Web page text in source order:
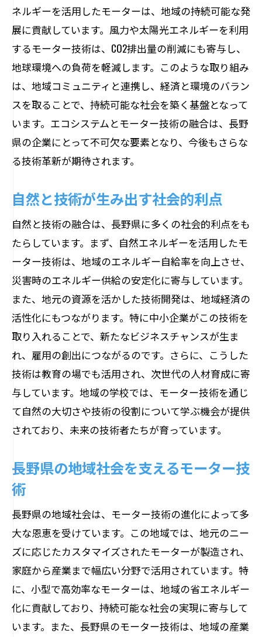
ネルギーを活用したモーターは、地域の持続可能な発
展に貢献しています。風力や太陽光エネルギーを利用
するモーター技術は、CO2排出量の削減にも寄与し、
地球環境への負荷を軽減します。このような取り組み
は、地域コミュニティと連携し、経済と環境のバラン
スを取ることで、持続可能な社会を築く基盤となって
います。エコシステムとモーター技術の融合は、長野
県の企業にとって不可欠な要素となり、今後もさらな
る技術革新が期待されます。
自然と技術が生み出す社会的利点
自然と技術の融合は、長野県に多くの社会的利点をも
たらしています。まず、自然エネルギーを活用したモ
ーター技術は、地域のエネルギー自給率を向上させ、
災害時のエネルギー供給の安定化に寄与しています。
また、地元の資源を活かした技術開発は、地域経済の
活性化にもつながります。特に中小企業がこの技術を
取り入れることで、新たなビジネスチャンスが生ま
れ、雇用の創出につながるのです。さらに、こうした
技術は教育の場でも活用され、次世代の人材育成に寄
与しています。地域の学校では、モーター技術を通じ
て自然の大切さや技術の役割について学ぶ機会が提供
されており、未来の技術者たちが育っています。
長野県の地域社会を支えるモーター技
術
長野県の地域社会は、モーター技術の進化によって多
大な恩恵を受けています。この地域では、地元のニー
ズに応じたカスタマイズされたモーターが製造され、
家庭から産業まで幅広い分野で活用されています。特
に、小型で高効率なモーターは、地域の省エネルギー
化に貢献しており、持続可能な社会の実現に寄与して
います。また、長野県のモーター技術は、地域の産業